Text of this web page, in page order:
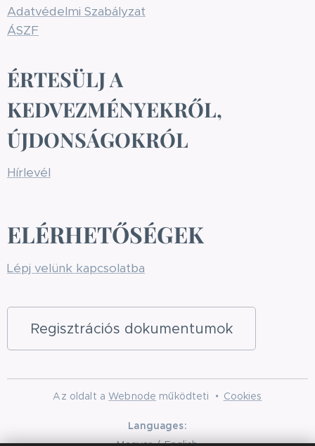
Adatvédelmi Szabályzat
ÁSZF
ÉRTESÜLJ A
KEDVEZMÉNYEKRŐL,
ÚJDONSÁGOKRÓL
Hírlevél
ELÉRHETŐSÉGEK
Lépj velünk kapcsolatba
Regisztrációs dokumentumok
Az oldalt aWebnode működteti Cookies
Languages